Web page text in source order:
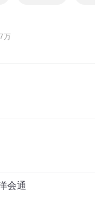
万
会通